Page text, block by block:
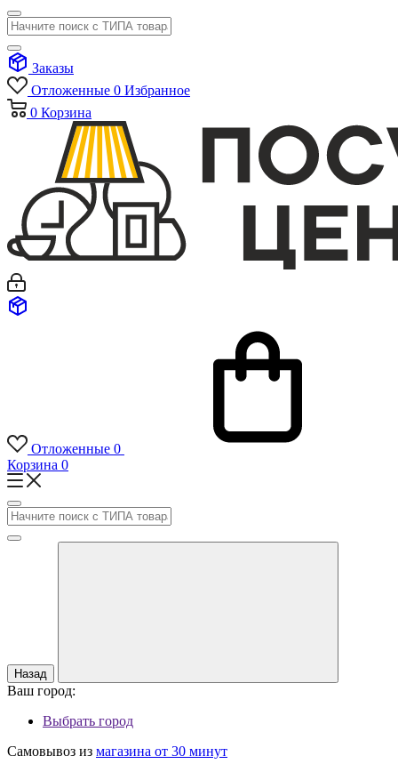
Заказы
Отложенные 0 Избранное
0 Корзина
Отложенные 0
Корзина 0
Назад
Ваш город:
Выбрать город
Самовывоз из магазина от 30 минут